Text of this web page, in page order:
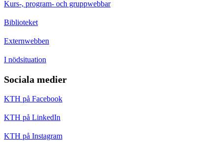
Kurs-, program- och gruppwebbar
Biblioteket
Externwebben
I nödsituation
Sociala medier
KTH på Facebook
KTH på LinkedIn
KTH på Instagram